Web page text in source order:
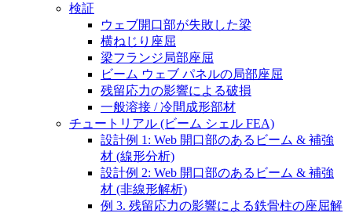
検証
ウェブ開口部が失敗した梁
横ねじり座屈
梁フランジ局部座屈
ビーム ウェブ パネルの局部座屈
残留応力の影響による破損
一般溶接 / 冷間成形部材
チュートリアル (ビーム シェル FEA)
設計例 1: Web 開口部のあるビーム & 補強
材 (線形分析)
設計例 2: Web 開口部のあるビーム & 補強
材 (非線形解析)
例 3. 残留応力の影響による鉄骨柱の座屈解